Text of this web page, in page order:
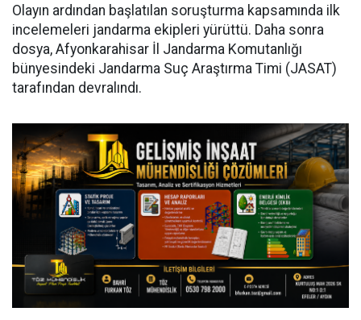
Olayın ardından başlatılan soruşturma kapsamında ilk
incelemeleri jandarma ekipleri yürüttü. Daha sonra
dosya, Afyonkarahisar İl Jandarma Komutanlığı
bünyesindeki Jandarma Suç Araştırma Timi (JASAT)
tarafından devralındı.